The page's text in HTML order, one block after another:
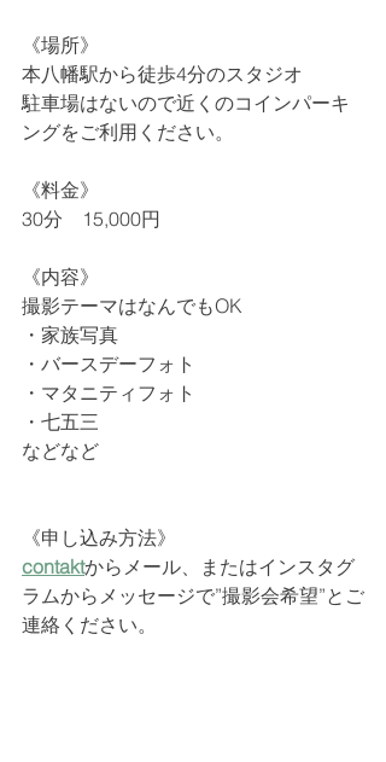
《場所》
本八幡駅から徒歩4分のスタジオ
駐車場はないので近くのコインパーキ
ングをご利用ください。
《料金》
30分　15,000円
《内容》
撮影テーマはなんでもOK
・家族写真
・バースデーフォト
・マタニティフォト
・七五三
などなど
《申し込み方法》
contaktからメール、またはインスタグ
ラムからメッセージで”撮影会希望”とご
連絡ください。